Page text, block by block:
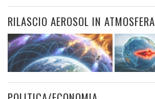
RILASCIO AEROSOL IN ATMOSFERA